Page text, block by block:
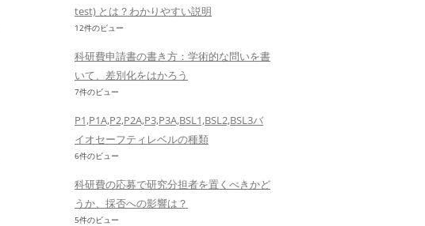
test) とは？わかりやすい説明
12件のビュー
科研費申請書の書き方：学術的な問いを書
いて、差別化をはかろう
7件のビュー
P1,P1A,P2,P2A,P3,P3A,BSL1,BSL2,BSL3バ
イオセーフティレベルの種類
6件のビュー
科研費の応募で研究分担者を置くべきかど
うか、採否への影響は？
5件のビュー